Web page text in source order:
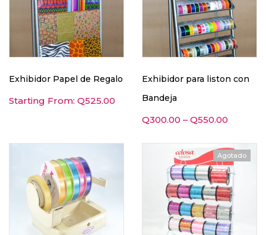
Exhibidor Papel de Regalo
Starting From: Q525.00
Exhibidor para liston con
Bandeja
Q300.00 – Q550.00
Agotado